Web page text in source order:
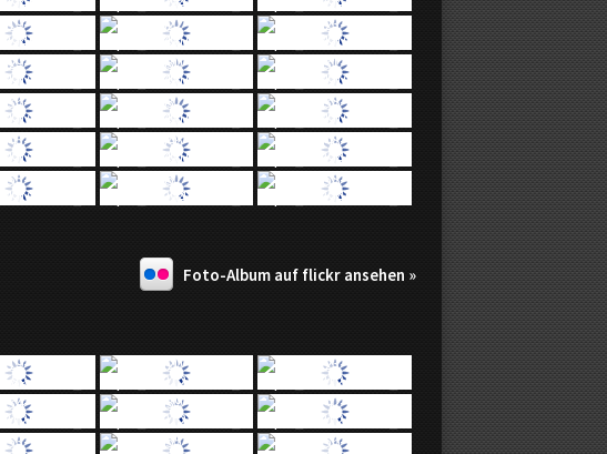
Foto-Album auf flickr ansehen »